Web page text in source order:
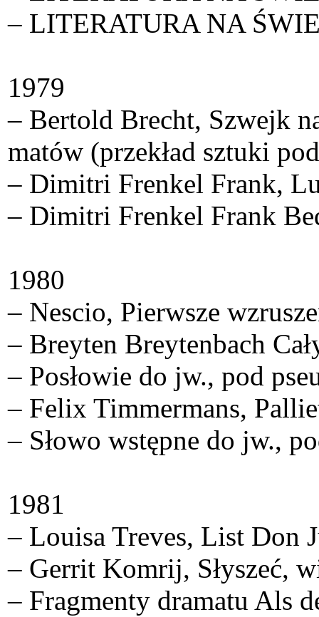
– LITERATURA NA
1979
– Bertold Brecht, Szwejk
matów (przekład sztuki
– Dimitri Frenkel Frank,
– Dimitri Frenkel Frank
1980
– Nescio, Pierwsze
– Breyten Breytenbach
– Posłowie do jw., pod
– Felix Timmermans,
– Słowo wstępne do jw.,
1981
– Louisa Treves, List Don
– Gerrit Komrij, Słyszeć,
– Fragmenty dramatu Als